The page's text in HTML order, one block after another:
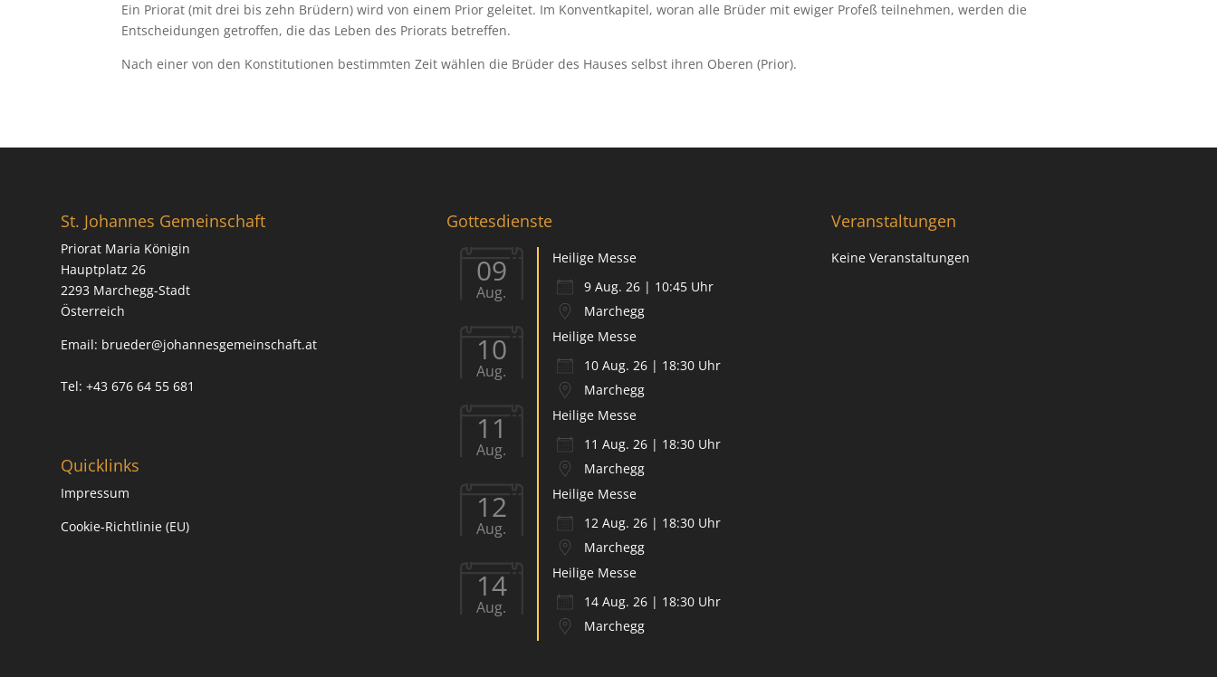
Ein Priorat (mit drei bis zehn Brüdern) wird von einem Prior geleitet. Im Konventkapitel, woran alle Brüder mit ewiger Profeß teilneh­men, werden die
Entscheidungen getroffen, die das Leben des Priorats betreffen.
Nach einer von den Konstitutionen bestimm­ten Zeit wählen die Brüder des Hauses selbst ihren Oberen (Prior).
St. Johannes Gemeinschaft
Priorat Maria Königin
Hauptplatz 26
2293 Marchegg-Stadt
Österreich
Email: brueder@johannesgemeinschaft.at
Tel: +43 676 64 55 681
Quicklinks
Impressum
Cookie-Richtlinie (EU)
Gottesdienste
09
Aug.
Heilige Messe
9 Aug. 26 | 10:45 Uhr
Marchegg
10
Aug.
Heilige Messe
10 Aug. 26 | 18:30 Uhr
Marchegg
11
Aug.
Heilige Messe
11 Aug. 26 | 18:30 Uhr
Marchegg
12
Aug.
Heilige Messe
12 Aug. 26 | 18:30 Uhr
Marchegg
14
Aug.
Heilige Messe
14 Aug. 26 | 18:30 Uhr
Marchegg
Veranstaltungen
Keine Veranstaltungen